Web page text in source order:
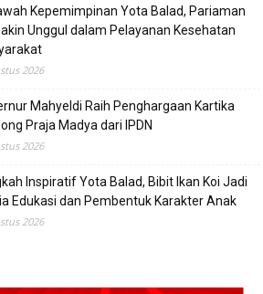
Kepemimpinan Yota Balad, Pariaman
Unggul dalam Pelayanan Kesehatan
2026
Mahyeldi Raih Penghargaan Kartika
Praja Madya dari IPDN
2026
Inspiratif Yota Balad, Bibit Ikan Koi Jadi
Edukasi dan Pembentuk Karakter Anak
2026